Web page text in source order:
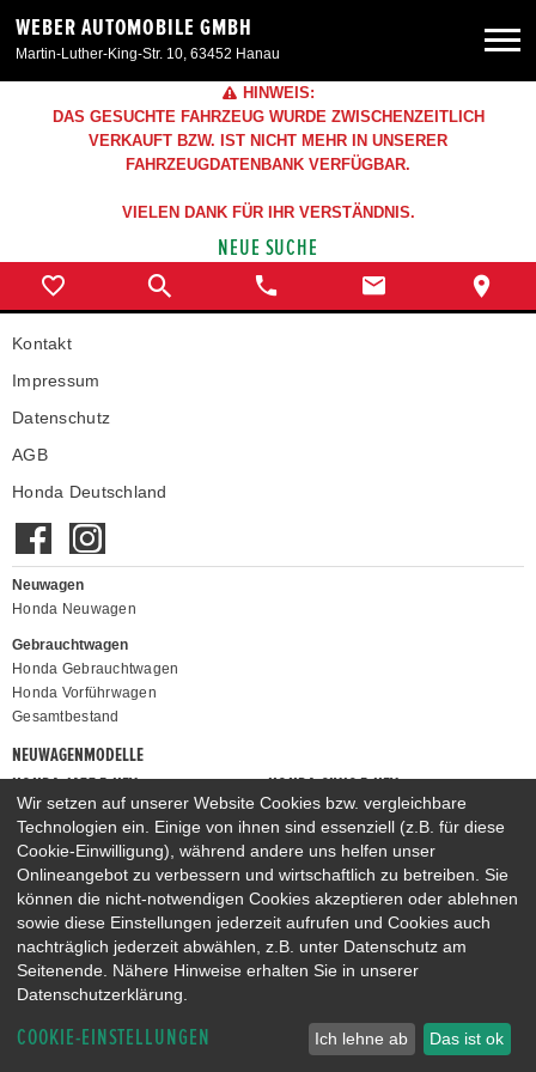
WEBER AUTOMOBILE GMBH
Martin-Luther-King-Str. 10, 63452 Hanau
Neuwagen
Angebote
Service & Zubehör
Unser Autohaus
HINWEIS:
DAS GESUCHTE FAHRZEUG WURDE ZWISCHENZEITLICH
VERKAUFT BZW. IST NICHT MEHR IN UNSERER
FAHRZEUGDATENBANK VERFÜGBAR.
VIELEN DANK FÜR IHR VERSTÄNDNIS.
NEUE SUCHE
Kontakt
Impressum
Datenschutz
AGB
Honda Deutschland
Neuwagen
Honda Neuwagen
Gebrauchtwagen
Honda Gebrauchtwagen
Honda Vorführwagen
Gesamtbestand
NEUWAGENMODELLE
HONDA JAZZ E:HEV
HONDA CIVIC E:HEV
HONDA PRELUDE E:HEV
HONDA HR-V E:HEV
HONDA ZR-V E:HEV
HONDA CR-V E:HEV & E:PHEV
Wir setzen auf unserer Website Cookies bzw. vergleichbare
Technologien ein. Einige von ihnen sind essenziell (z.B. für diese
Cookie-Einwilligung), während andere uns helfen unser
Onlineangebot zu verbessern und wirtschaftlich zu betreiben. Sie
können die nicht-notwendigen Cookies akzeptieren oder ablehnen
sowie diese Einstellungen jederzeit aufrufen und Cookies auch
nachträglich jederzeit abwählen, z.B. unter Datenschutz am
Seitenende. Nähere Hinweise erhalten Sie in unserer
Datenschutzerklärung.
COOKIE-EINSTELLUNGEN Ich lehne ab Das ist ok